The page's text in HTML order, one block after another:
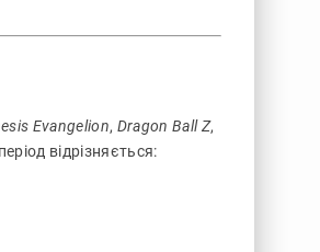
Evangelion, Dragon Ball Z,
відрізняється: